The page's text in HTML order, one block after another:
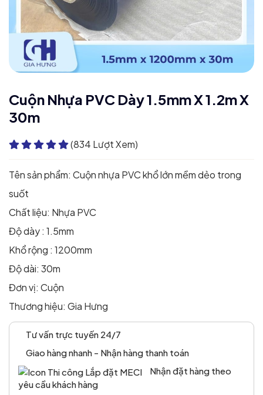
Cuộn Nhựa PVC Dày 1.5mm X 1.2m X
30m
(834 Lượt Xem)
Tên sản phẩm: Cuộn nhựa PVC khổ lớn mềm dẻo trong
suốt
Chất liệu: Nhựa PVC
Độ dày : 1.5mm
Khổ rộng : 1200mm
Độ dài: 30m
Đơn vị: Cuộn
Thương hiệu: Gia Hưng
Tư vấn trực tuyến 24/7
Giao hàng nhanh - Nhận hàng thanh toán
Nhận đặt hàng theo
yêu cầu khách hàng